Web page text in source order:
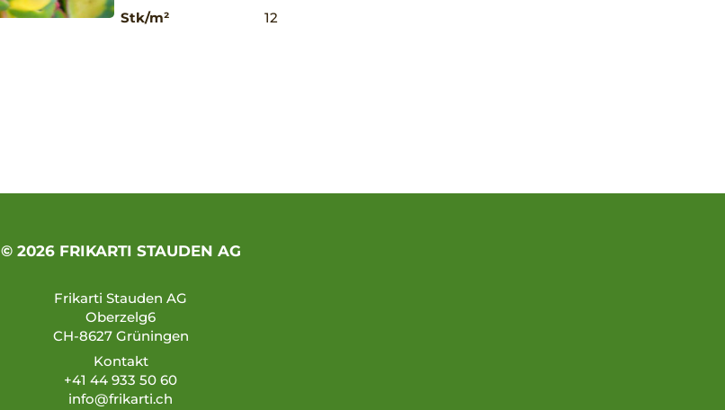
Stk/m²
12
© 2026 FRIKARTI STAUDEN AG
Frikarti Stauden AG
Oberzelg6
CH-8627 Grüningen
Kontakt
+41 44 933 50 60
info@frikarti.ch